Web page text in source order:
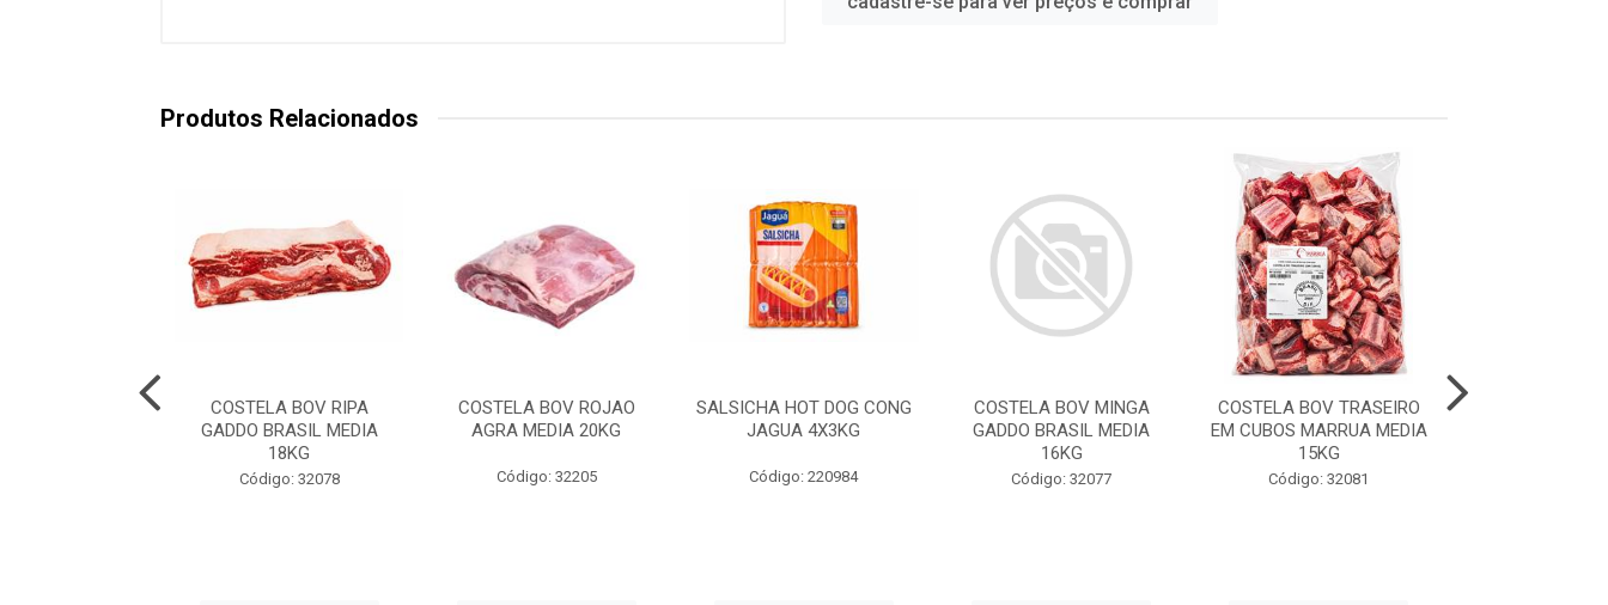
Produtos Relacionados
COSTELA BOV RIPA
GADDO BRASIL MEDIA
18KG
Código: 32078
COSTELA BOV ROJAO
AGRA MEDIA 20KG
Código: 32205
SALSICHA HOT DOG CONG
JAGUA 4X3KG
Código: 220984
COSTELA BOV MINGA
GADDO BRASIL MEDIA
16KG
Código: 32077
COSTELA BOV TRASEIRO
EM CUBOS MARRUA MEDIA
15KG
Código: 32081